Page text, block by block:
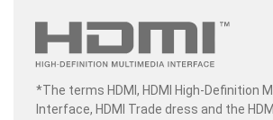
*The terms HDMI, HDMI High-Definition
Interface, HDMI Trade dress and the